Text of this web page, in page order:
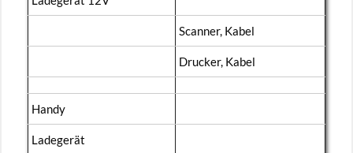
Scan­ner, Kabel
Dru­cker, Kabel
Handy
La­de­ge­rät